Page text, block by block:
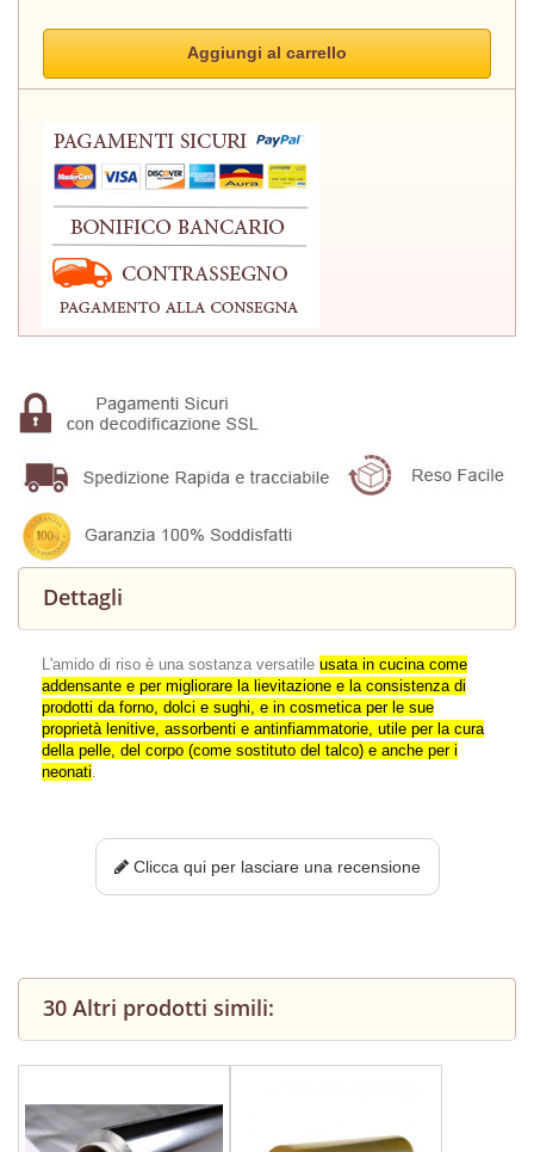
Aggiungi al carrello
Dettagli
L'amido di riso è una sostanza versatile usata in cucina come
addensante e per migliorare la lievitazione e la consistenza di
prodotti da forno, dolci e sughi, e in cosmetica per le sue
proprietà lenitive, assorbenti e antinfiammatorie, utile per la cura
della pelle, del corpo (come sostituto del talco) e anche per i
neonati.
Clicca qui per lasciare una recensione
30 Altri prodotti simili: